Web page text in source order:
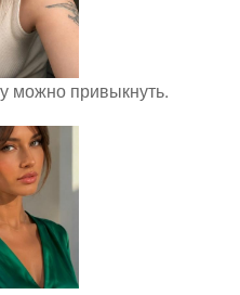
можно привыкнуть.